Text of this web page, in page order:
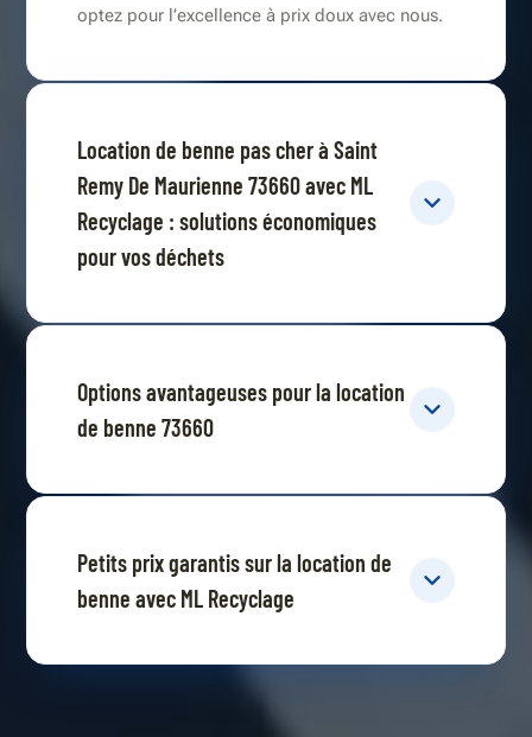
optez pour l’excellence à prix doux avec nous.
Location de benne pas cher à Saint
Remy De Maurienne 73660 avec ML
Recyclage : solutions économiques
pour vos déchets
Options avantageuses pour la location
de benne 73660
Petits prix garantis sur la location de
benne avec ML Recyclage